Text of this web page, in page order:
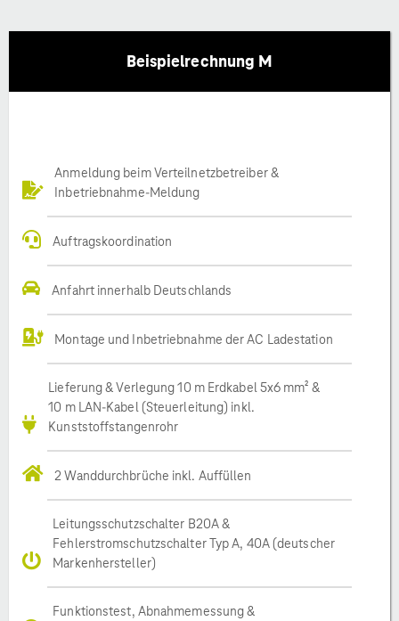
Beispielrechnung M
Anmeldung beim Verteilnetzbetreiber &
Inbetriebnahme-Meldung
Auftragskoordination
Anfahrt innerhalb Deutschlands
Montage und Inbetriebnahme der AC Ladestation
Lieferung & Verlegung 10 m Erdkabel 5x6 mm² &
10 m LAN-Kabel (Steuerleitung) inkl.
Kunststoffstangenrohr
2 Wanddurchbrüche inkl. Auffüllen
Leitungsschutzschalter B20A &
Fehlerstromschutzschalter Typ A, 40A (deutscher
Markenhersteller)
Funktionstest, Abnahmemessung &